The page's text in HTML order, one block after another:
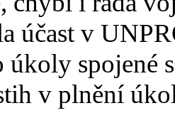
účast v
úkoly spojené
v plnění